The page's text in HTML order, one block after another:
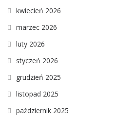
kwiecień 2026
marzec 2026
luty 2026
styczeń 2026
grudzień 2025
listopad 2025
październik 2025